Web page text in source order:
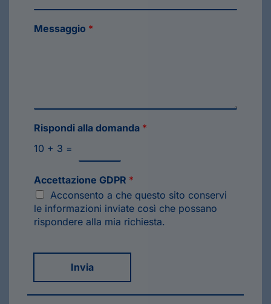
Messaggio *
Rispondi alla domanda *
10 + 3 =
Accettazione GDPR *
Acconsento a che questo sito conservi
le informazioni inviate così che possano
rispondere alla mia richiesta.
Invia